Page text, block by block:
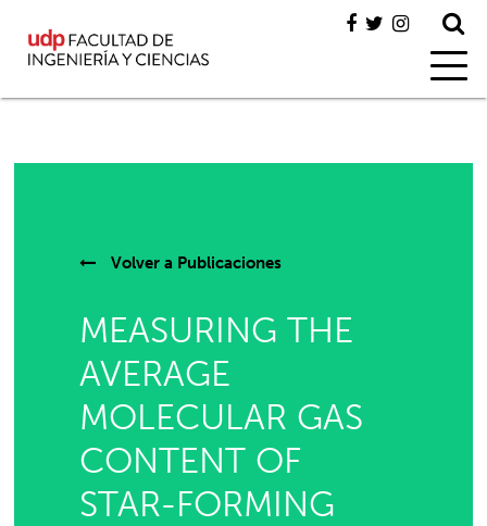
Volver a Publicaciones
MEASURING THE
AVERAGE
MOLECULAR GAS
CONTENT OF
STAR-FORMING